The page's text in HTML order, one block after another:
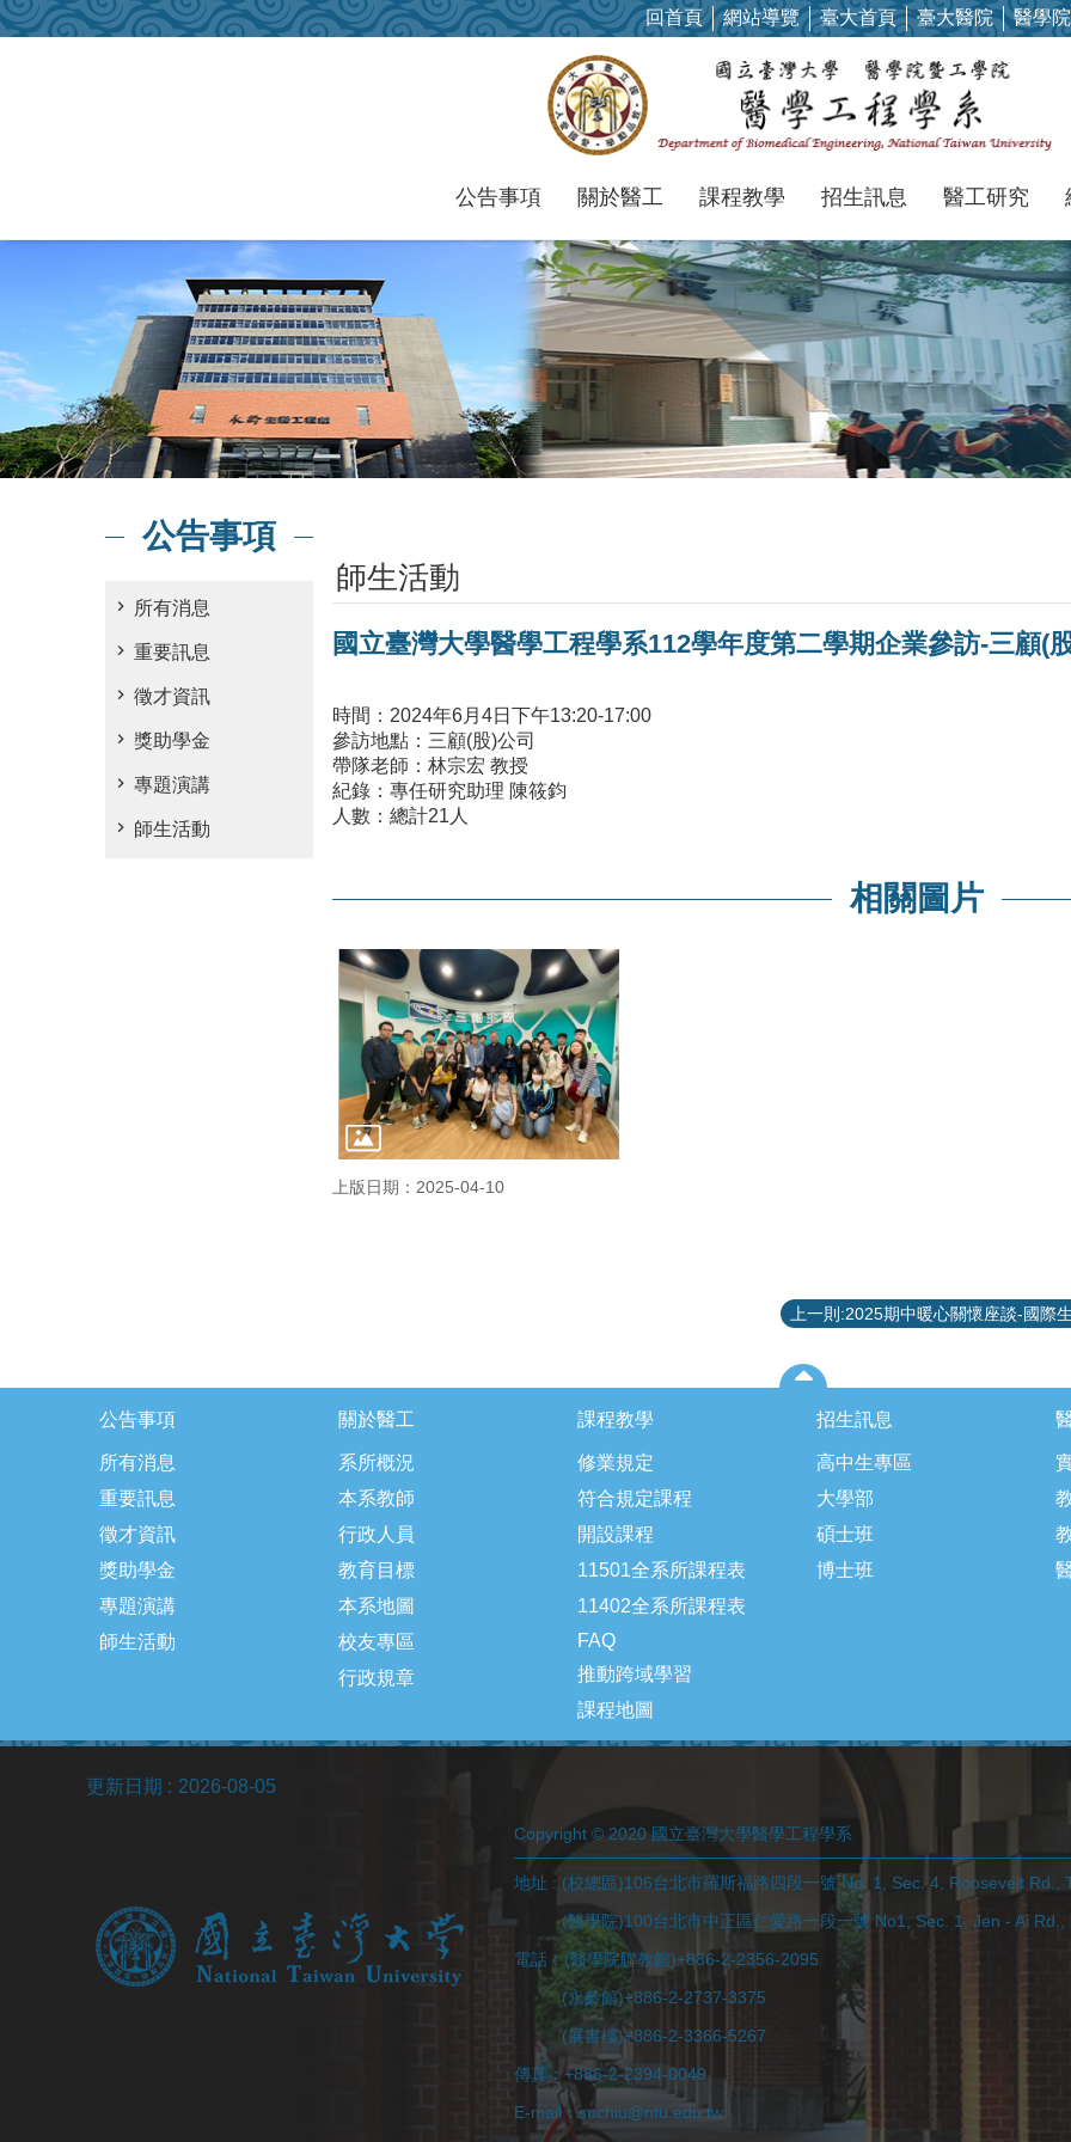
跳到主要內容區塊 回首頁 網站導覽 臺大首頁 臺大醫院 醫學院
公告事項 關於醫工 課程教學 招生訊息 醫工研究
公告事項
所有消息
重要訊息
徵才資訊
獎助學金
專題演講
師生活動
師生活動
國立臺灣大學醫學工程學系112學年度第二學期企業參訪-三顧(
時間：2024年6月4日下午13:20-17:00
參訪地點：三顧(股)公司
帶隊老師：林宗宏 教授
紀錄：專任研究助理 陳筱鈞
人數：總計21人
相關圖片
上版日期：2025-04-10
公告事項
所有消息
重要訊息
徵才資訊
獎助學金
專題演講
師生活動
關於醫工
系所概況
本系教師
行政人員
教育目標
本系地圖
校友專區
行政規章
課程教學
修業規定
符合規定課程
開設課程
11501全系所課程表
11402全系所課程表
FAQ
推動跨域學習
課程地圖
招生訊息
高中生專區
大學部
碩士班
博士班
更新日期 2026-08-05
Copyright © 2020 國立臺灣大學醫學工程學系
地址 : (校總區)106台北市羅斯福路四段一號 No. 1, Sec. 4, Roosevelt Rd.,
(醫學院)100台北市中正區仁愛路一段一號 No1, Sec. 1, Jen - Ai Rd.,
電話：(醫學院聯教館)+886-2-2356-2095
(永齡館)+886-2-2737-3375
(展書樓)+886-2-3366-5267
傳真：+886-2-2394-0049
E-mail：suchiu@ntu.edu.tw